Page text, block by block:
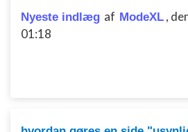
Nyeste indlæg af ModeXL ,
01:18